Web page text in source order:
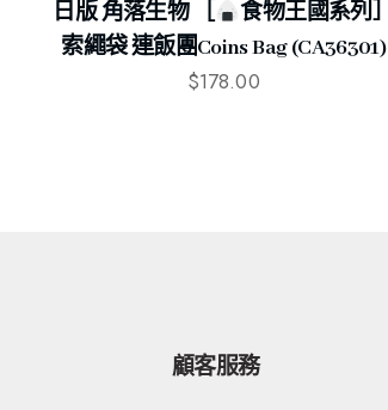
日版 角落生物 ［
食物王國系列］
索繩袋 連飯團Coins Bag (CA36301)
$178.00
顧客服務